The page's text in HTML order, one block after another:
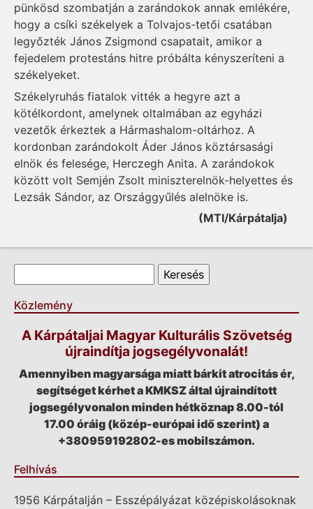
pünkösd szombatján a zarándokok annak emlékére,
hogy a csíki székelyek a Tolvajos-tetői csatában
legyőzték János Zsigmond csapatait, amikor a
fejedelem protestáns hitre próbálta kényszeríteni a
székelyeket.
Székelyruhás fiatalok vitték a hegyre azt a
kötélkordont, amelynek oltalmában az egyházi
vezetők érkeztek a Hármashalom-oltárhoz. A
kordonban zarándokolt Áder János köztársasági
elnök és felesége, Herczegh Anita. A zarándokok
között volt Semjén Zsolt miniszterelnök-helyettes és
Lezsák Sándor, az Országgyűlés alelnöke is.
(MTI/Kárpátalja)
Keresés űrlap
Közlemény
A Kárpátaljai Magyar Kulturális Szövetség
újraindítja jogsegélyvonalát!
Amennyiben magyarsága miatt bárkit atrocitás ér,
segítséget kérhet a KMKSZ által újraindított
jogsegélyvonalon minden hétköznap 8.00-tól
17.00 óráig (közép-európai idő szerint) a
+380959192802-es mobilszámon.
Felhívás
1956 Kárpátalján – Esszépályázat középiskolásoknak